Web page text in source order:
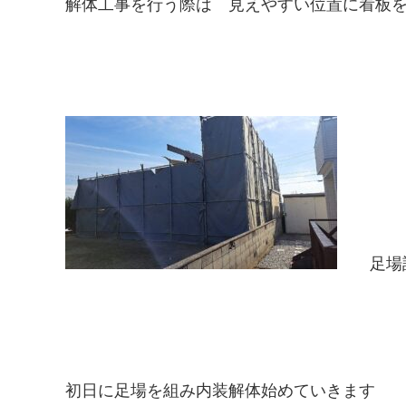
解体工事を行う際は 見えやすい位置に看板
足場
初日に足場を組み内装解体始めていきます